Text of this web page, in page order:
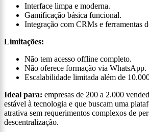
Interface limpa e moderna.
Gamificação básica funcional.
Integração com CRMs e ferramentas
Limitações:
Não tem acesso offline completo.
Não oferece formação via WhatsApp.
Escalabilidade limitada além de
Ideal para: empresas de 200 a 2.000
estável à tecnologia e que buscam uma
atrativa sem requerimentos complexos de
descentralização.